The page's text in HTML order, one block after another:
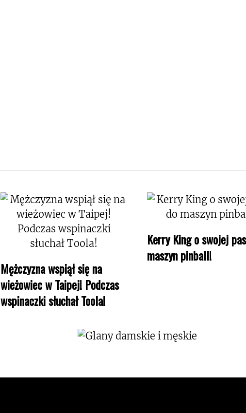
Mężczyzna wspiął się na
wieżowiec w Taipej! Podczas
wspinaczki słuchał Toola!
Kerry King o swojej
maszyn pinball!